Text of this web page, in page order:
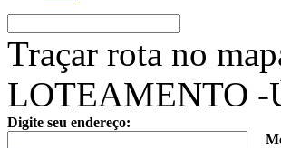
Traçar rota no
LOTEAMENTO
Digite seu endereço: